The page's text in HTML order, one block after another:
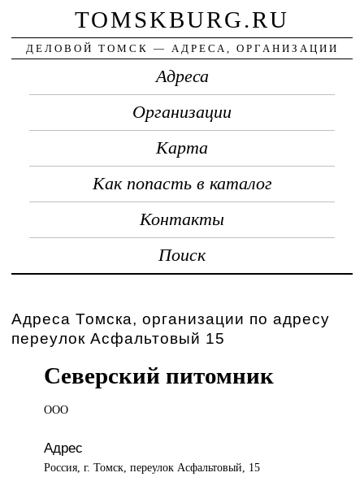
TOMSKBURG.RU
ДЕЛОВОЙ ТОМСК — АДРЕСА, ОРГАНИЗАЦИИ
Адреса
Организации
Карта
Как попасть в каталог
Контакты
Поиск
Адреса Томска, организации по адресу
переулок Асфальтовый 15
Северский питомник
ООО
Адрес
Россия, г. Томск, переулок Асфальтовый, 15